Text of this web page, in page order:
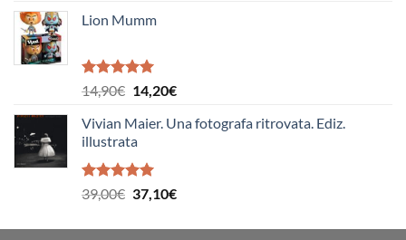
originale
17,50€.
Lion Mumm
Valutato
5.00
14,90€ Il
originale
era:
14,90€.
14,20€Il
attuale
Vivian Maier. Una fotografa ritrovata. Ediz.
illustrata
Valutato
5.00
39,00€ Il
originale
37,10€Il
attuale